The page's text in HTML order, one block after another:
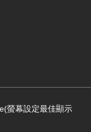
螢幕設定最佳顯示